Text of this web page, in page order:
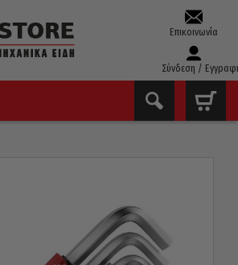
Επικοινωνία
Σύνδεση /